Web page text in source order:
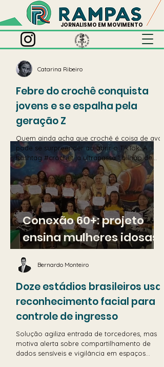
JORNALISMO EM MOVIMENTO
Conexão 60+: projeto
ensina mulheres idosas
a usar aplicativos do dia
a dia
Febre do crochê conquista
jovens e se espalha pela
geração Z
Quem ainda acha que crochê é coisa de avó
pode se surpreender ao abrir o TikTok. A
hashtag #crochet já ultrapassa 1 bilhão de
visualizações, impulsionada por tutoriais,
desafios criativos e vídeos de “faça você
mesmo”.
Catarina Ribeiro
Doze estádios brasileiros
reconhecimento facial para
controle de ingresso
Solução agiliza entrada de torcedores, mas
motiva alerta sobre compartilhamento de
dados sensíveis e vigilância em espaços
Bernardo Monteiro